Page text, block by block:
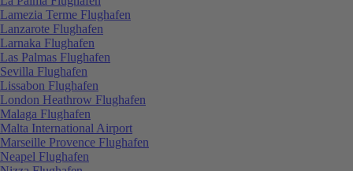
Lamezia Terme Flughafen
Lanzarote Flughafen
Larnaka Flughafen
Las Palmas Flughafen
Sevilla Flughafen
Lissabon Flughafen
London Heathrow Flughafen
Malaga Flughafen
Malta International Airport
Marseille Provence Flughafen
Neapel Flughafen